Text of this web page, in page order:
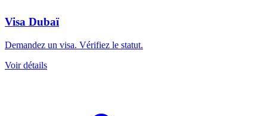
Visa Dubaï
Demandez un visa. Vérifiez le statut.
Voir détails